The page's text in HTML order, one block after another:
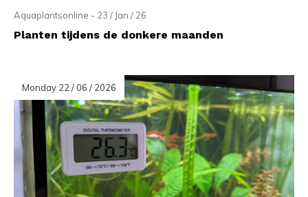
Aquaplantsonline - 23 / Jan / 26
Planten tijdens de donkere maanden
Monday 22 / 06 / 2026